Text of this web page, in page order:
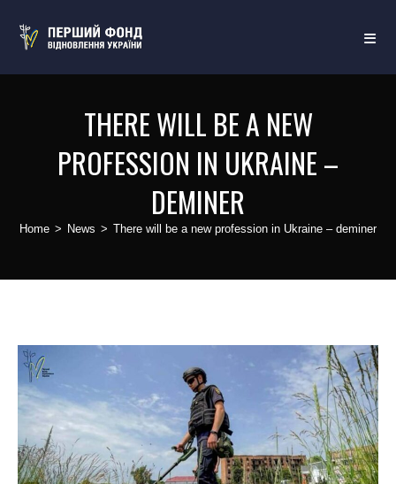
THERE WILL BE A NEW
PROFESSION IN UKRAINE –
DEMINER
Home > News > There will be a new profession in Ukraine – deminer